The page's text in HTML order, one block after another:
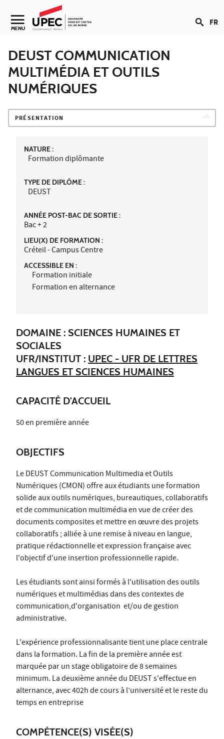
Aller au contenu
Navigation secondaire
MENU FR
DEUST COMMUNICATION
MULTIMÉDIA ET OUTILS
NUMÉRIQUES
PRÉSENTATION
NATURE :
Formation diplômante
TYPE DE DIPLÔME :
DEUST
ANNÉE POST-BAC DE SORTIE :
Bac + 2
LIEU(X) DE FORMATION :
Créteil - Campus Centre
ACCESSIBLE EN :
Formation initiale
Formation en alternance
DOMAINE : SCIENCES HUMAINES ET
SOCIALES
UFR/INSTITUT : UPEC - UFR DE LETTRES
LANGUES ET SCIENCES HUMAINES
CAPACITÉ D'ACCUEIL
50 en première année
OBJECTIFS
Le DEUST Communication Multimedia et Outils
Numériques (CMON) offre aux étudiants une formation
solide aux outils numériques, bureautiques, collaboratifs
et de communication multimédia en vue de créer des
documents composites et mettre en œuvre des projets
collaboratifs ; alliée à une remise à niveau en langue,
pratique rédactionnelle et expression française avec
l'objectif d'une insertion professionnelle rapide.
Les étudiants sont ainsi formés à l'utilisation des outils
numériques et multimédias dans des contextes de
communication,d'organisation et/ou de gestion
administrative.
L'expérience professionnalisante tient une place centrale
dans la formation. La fin de la première année est
marquée par un stage obligatoire de 8 semaines
minimum. La deuxième année du DEUST s'effectue en
alternance, avec 402h de cours à l’université et le reste du
temps en entreprise
COMPÉTENCE(S) VISÉE(S)